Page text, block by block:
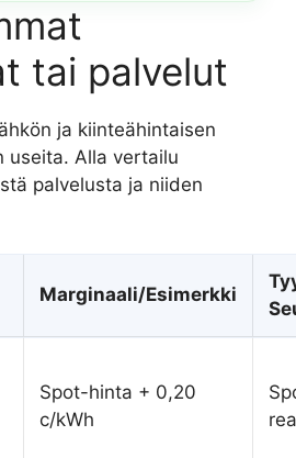
tai palvelut
ja kiinteähintaisen
useita. Alla vertailu
palvelusta ja niiden
Marginaali/Esimerkki
Spot-hinta + 0,20
c/kWh